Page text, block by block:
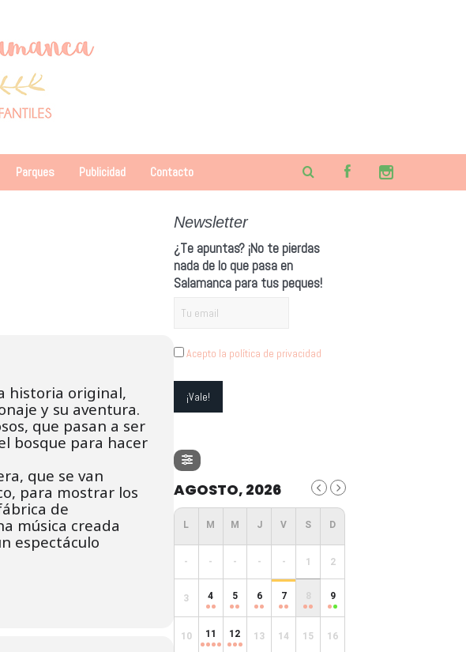
Parques Publicidad Contacto
historia original,
y su aventura.
que pasan a ser
bosque para hacer
que se van
para mostrar los
de
música creada
espectáculo
Newsletter
¿Te apuntas? ¡No te pierdas
nada de lo que pasa en
Salamanca para tus peques!
Acepto la política de privacidad
AGOSTO, 2026
- - - - - 1 2
3 4 5 6 7 8 9
10 11 12 13 14 15 16